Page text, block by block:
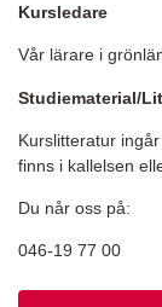
Kursledare
Vår lärare i
Studiematerial/
Kurslitteratur
finns i kallelsen
Du når oss på:
046-19 77 00